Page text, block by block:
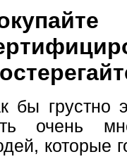
бы грустно
очень
которые